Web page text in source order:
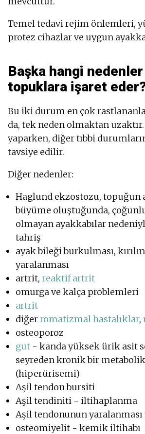
Temel tedavi rejim önlemleri,
protez cihazlar ve uygun
Başka hangi nedenler
topuklara işaret
Bu iki durum en çok
da, tek neden olmaktan uzaktır.
yaparken, diğer tıbbi
tavsiye edilir.
Diğer nedenler:
Haglund ekzostozu, topuğun
büyüme oluştuğunda,
olmayan ayakkabılar
tahriş
ayak bileği burkulması,
yaralanması
artrit, reaktif artrit
omurga ve kalça problemleri
artrit
diğerromatizmal hastalıklar,
osteoporoz
gut - kanda yüksek ürik asit
seyreden kronik bir
(hiperürisemi)
Aşil tendon bursiti
Aşil tendiniti - iltihaplanma
Aşil tendonunun yaralanması
osteomiyelit - kemik iltihabı